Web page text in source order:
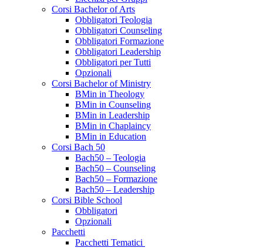
Corsi Bachelor of Arts
Obbligatori Teologia
Obbligatori Counseling
Obbligatori Formazione
Obbligatori Leadership
Obbligatori per Tutti
Opzionali
Corsi Bachelor of Ministry
BMin in Theology
BMin in Counseling
BMin in Leadership
BMin in Chaplaincy
BMin in Education
Corsi Bach 50
Bach50 – Teologia
Bach50 – Counseling
Bach50 – Formazione
Bach50 – Leadership
Corsi Bible School
Obbligatori
Opzionali
Pacchetti
Pacchetti Tematici